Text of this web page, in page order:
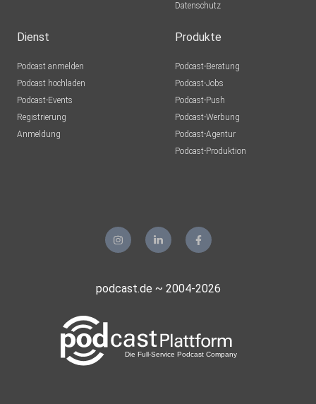
Datenschutz
Dienst
Podcast anmelden
Podcast hochladen
Podcast-Events
Registrierung
Anmeldung
Produkte
Podcast-Beratung
Podcast-Jobs
Podcast-Push
Podcast-Werbung
Podcast-Agentur
Podcast-Produktion
podcast.de ~ 2004-2026